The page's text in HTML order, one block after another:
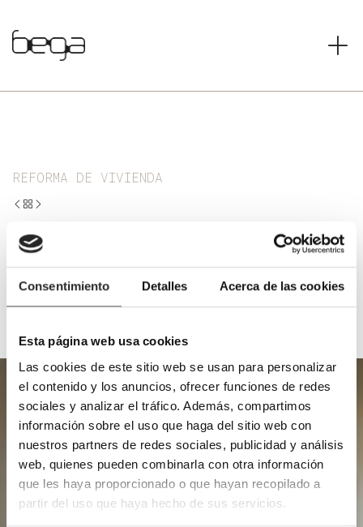
Consentimiento Detalles Acerca de las cookies
Esta página web usa cookies
Las cookies de este sitio web se usan para personalizar
el contenido y los anuncios, ofrecer funciones de redes
sociales y analizar el tráfico. Además, compartimos
información sobre el uso que haga del sitio web con
nuestros partners de redes sociales, publicidad y análisis
web, quienes pueden combinarla con otra información
que les haya proporcionado o que hayan recopilado a
partir del uso que haya hecho de sus servicios.
REFORMA DE VIVIENDA
Conde Mirasol